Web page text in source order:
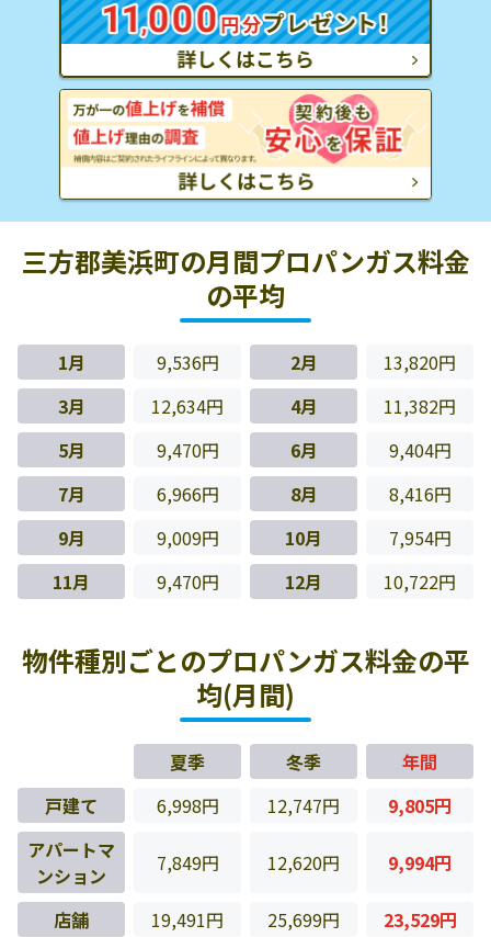
三方郡美浜町の月間プロパンガス料金
の平均
1月 9,536円 2月
13,820円
3月
12,634円 4月
11,382円
5月
9,470円 6月
9,404円
7月
6,966円 8月
8,416円
9月
9,009円 10月
7,954円
11月
9,470円 12月 10,722円
物件種別ごとのプロパンガス料金の平
均(月間)
夏季 冬季
年間
戸建て
6,998円 12,747円
9,805円
アパートマ
ンション
7,849円 12,620円 9,994円
店舗 19,491円 25,699円 23,529円